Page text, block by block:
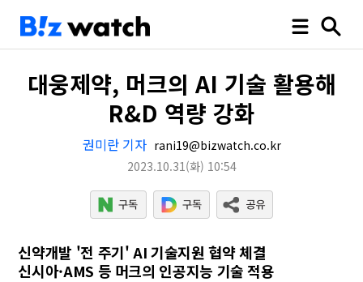
대웅제약, 머크의 AI 기술 활용해
R&D 역량 강화
권미란 기자 rani19@bizwatch.co.kr
2023.10.31(화) 10:54
신약개발 '전 주기' AI 기술지원 협약 체결
신시아·AMS 등 머크의 인공지능 기술 적용